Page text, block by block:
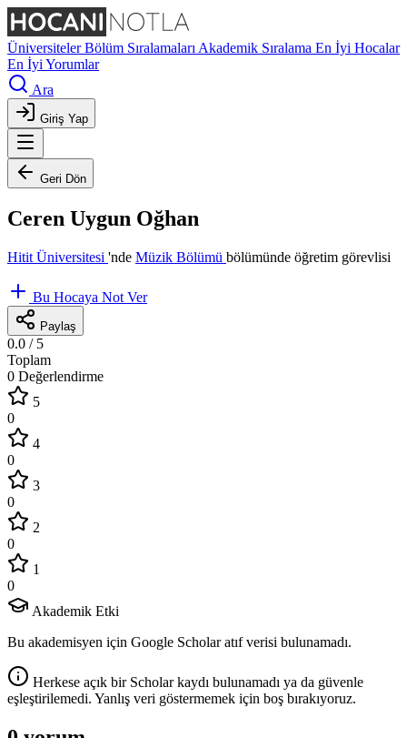
ÜniversitelerBölüm Sıralamaları Akademik Sıralama En İyi Hocalar
En İyi Yorumlar
Ara
Giriş Yap
Geri Dön
Ceren Uygun Oğhan
Hitit Üniversitesi 'nde Müzik Bölümü bölümünde öğretim görevlisi
Bu Hocaya Not Ver
Paylaş
0.0 / 5
Toplam
0 Değerlendirme
5
0
4
0
3
0
2
0
1
0
Akademik Etki
Bu akademisyen için Google Scholar atıf verisi bulunamadı.
Herkese açık bir Scholar kaydı bulunamadı ya da güvenle
eşleştirilemedi. Yanlış veri göstermemek için boş bırakıyoruz.